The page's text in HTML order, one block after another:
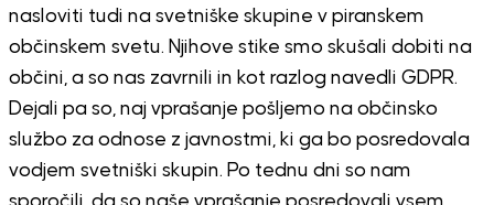
nasloviti tudi na svetniške skupine v piranskem
občinskem svetu. Njihove stike smo skušali dobiti na
občini, a so nas zavrnili in kot razlog navedli GDPR.
Dejali pa so, naj vprašanje pošljemo na občinsko
službo za odnose z javnostmi, ki ga bo posredovala
vodjem svetniški skupin. Po tednu dni so nam